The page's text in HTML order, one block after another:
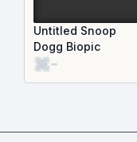
Untitled Snoop
Dogg Biopic
-